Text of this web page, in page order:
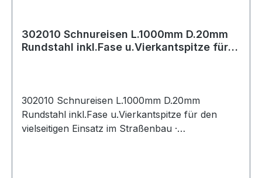
302010 Schnureisen L.1000mm D.20mm
Rundstahl inkl.Fase u.Vierkantspitze für
302010 Schnureisen L.1000mm D.20mm
Rundstahl inkl.Fase u.Vierkantspitze für den
vielseitigen Einsatz im Straßenbau ·